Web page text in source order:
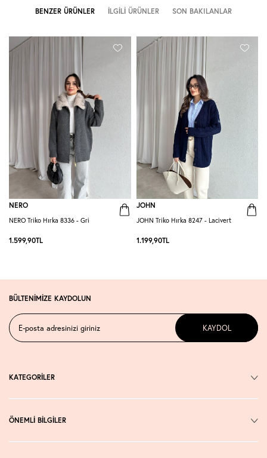
BENZER ÜRÜNLER İLGILI ÜRÜNLER SON BAKILANLAR
NERO
NERO Triko Hırka 8336 - Gri
1.599,90TL
JOHN
JOHN Triko Hırka 8247 - Lacivert
1.199,90TL
BÜLTENİMİZE KAYDOLUN
KAYDOL
KATEGORİLER
ÖNEMLİ BİLGİLER